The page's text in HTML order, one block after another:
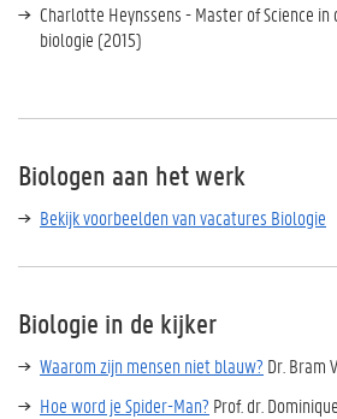
Charlotte Heynssens - Master of Science
biologie (2015)
Biologen aan het werk
Bekijk voorbeelden van vacatures Biologie
Biologie in de kijker
Waarom zijn mensen niet blauw? Dr. Bram
Hoe word je Spider-Man? Prof. dr.